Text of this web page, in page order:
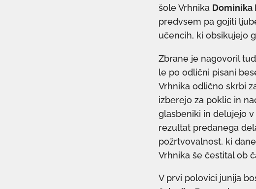
šole Vrhnika Dominika
predvsem pa gojiti
učencih, ki obsikujejo
Zbrane je nagovoril
le po odlični pisani
Vrhnika odlično skrbi
izberejo za poklic in
glasbeniki in delujejo
rezultat predanega
požrtvovalnost, ki
Vrhnika še čestital ob
V prvi polovici junija